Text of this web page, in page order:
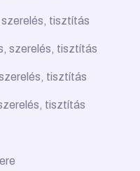
tisztítás
szerelés, tisztítás
tisztítás
tisztítás